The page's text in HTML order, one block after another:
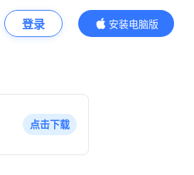
登录
安装电脑版
内容更精彩
点击下载